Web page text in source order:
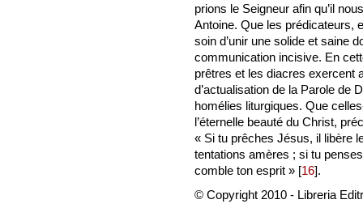
prions le Seigneur afin qu’il
Antoine. Que les prédicateurs,
soin d’unir une solide et saine
communication incisive. En
prêtres et les diacres exercent
d’actualisation de la Parole de
homélies liturgiques. Que
l’éternelle beauté du Christ,
« Si tu prêches Jésus, il libère
tentations amères ; si tu
comble ton esprit » [16].
© Copyright 2010 - Libreria